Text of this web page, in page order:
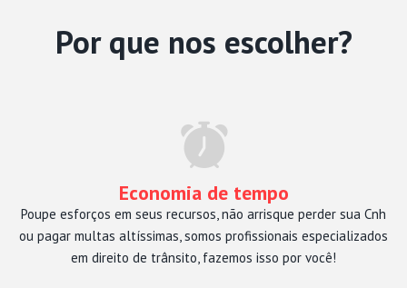
Por que nos escolher?
Economia de tempo
Poupe esforços em seus recursos, não arrisque perder sua Cnh
ou pagar multas altíssimas, somos profissionais especializados
em direito de trânsito, fazemos isso por você!